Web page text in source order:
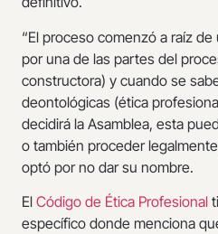
“El proceso comenzó a raíz
por una de las partes del
constructora) y cuando se
deontológicas (ética
decidirá la Asamblea, esta
o también proceder
optó por no dar su nombre.
El Código de Ética Profesional
específico donde menciona